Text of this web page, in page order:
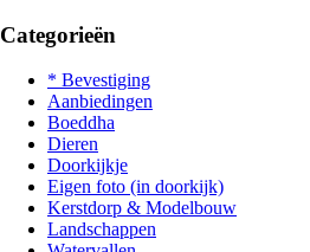
Categorieën
* Bevestiging
Aanbiedingen
Boeddha
Dieren
Doorkijkje
Eigen foto (in doorkijk)
Kerstdorp & Modelbouw
Landschappen